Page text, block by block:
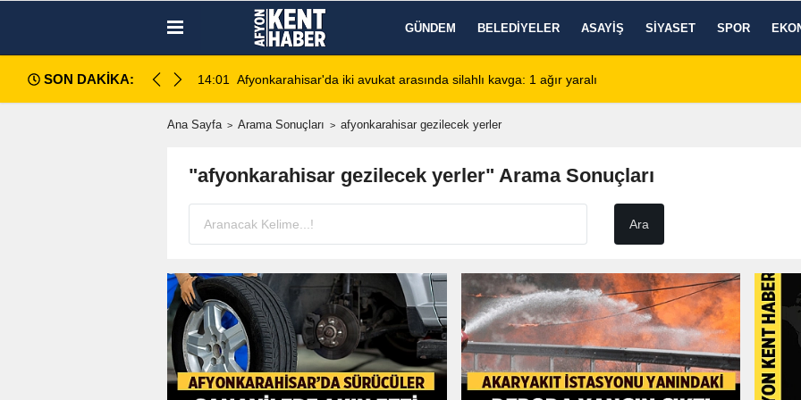
GÜNDEM BELEDIYELER ASAYIŞ SIYASET SPOR
SON DAKİKA:
kavga: 1 ağır yaralı 13:28 Emirdağ Devlet Hastanesi'nde KBB Uzmanı hasta kabulüne başlıyor Google
Ana Sayfa Arama Sonuçları afyonkarahisar gezilecek yerler
"afyonkarahisar gezilecek yerler" Arama Sonuçları